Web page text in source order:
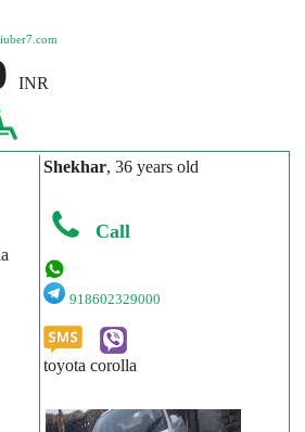
INR
Shekhar, 36 years old
Call
918602329000
toyota corolla